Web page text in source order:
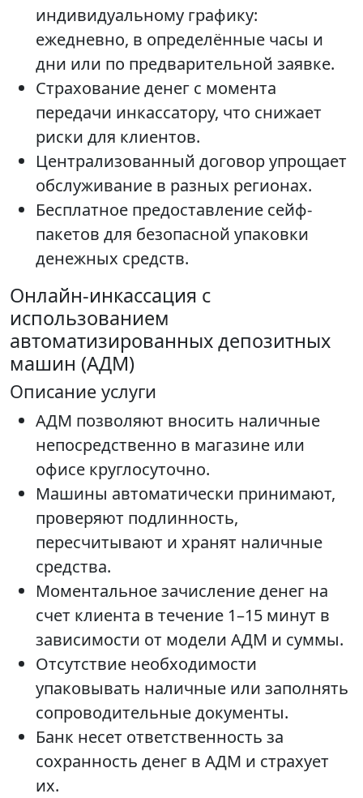
индивидуальному графику:
ежедневно, в определённые часы и
дни или по предварительной заявке.
Страхование денег с момента
передачи инкассатору, что снижает
риски для клиентов.
Централизованный договор упрощает
обслуживание в разных регионах.
Бесплатное предоставление сейф-
пакетов для безопасной упаковки
денежных средств.
Онлайн-инкассация с
использованием
автоматизированных депозитных
машин (АДМ)
Описание услуги
АДМ позволяют вносить наличные
непосредственно в магазине или
офисе круглосуточно.
Машины автоматически принимают,
проверяют подлинность,
пересчитывают и хранят наличные
средства.
Моментальное зачисление денег на
счет клиента в течение 1–15 минут в
зависимости от модели АДМ и суммы.
Отсутствие необходимости
упаковывать наличные или заполнять
сопроводительные документы.
Банк несет ответственность за
сохранность денег в АДМ и страхует
их.